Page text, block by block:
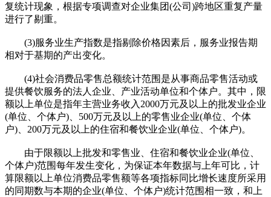
复统计现象，根据专项调查对企业集团(公司)跨地区重复产量
进行了剔重。
(3)服务业生产指数是指剔除价格因素后，服务业报告期
相对于基期的产出变化。
(4)社会消费品零售总额统计范围是从事商品零售活动或
提供餐饮服务的法人企业、产业活动单位和个体户。其中，限
额以上单位是指年主营业务收入2000万元及以上的批发业企业
(单位、个体户)、500万元及以上的零售业企业(单位、个体
户)、200万元及以上的住宿和餐饮业企业(单位、个体户)。
由于限额以上批发和零售业、住宿和餐饮业企业(单位、
个体户)范围每年发生变化，为保证本年数据与上年可比，计
算限额以上单位消费品零售额等各项指标同比增长速度所采用
的同期数与本期的企业(单位、个体户)统计范围相一致，和上